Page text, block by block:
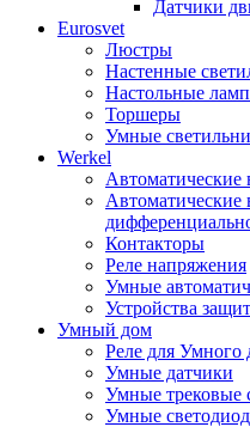
Датчики
Eurosvet
Люстры
Настенные
Настольные
Торшеры
Умные
Werkel
Автоматические
Контакторы
Реле напряжения
Умные
Устройства
Умный дом
Реле для Умного
Умные датчики
Умные трековые
Умные